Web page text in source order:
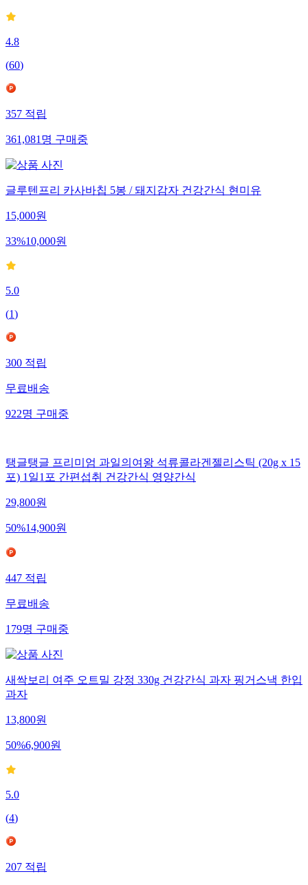
4.8
(60)
357적립
361,081명구매중
글루텐프리 카사바칩 5봉 / 돼지감자 건강간식 현미유
15,000원
33%10,000원
5.0
(1)
300적립
무료배송
922명구매중
탱글탱글 프리미엄 과일의여왕 석류콜라겐젤리스틱 (20g x 15
포) 1일1포 간편섭취 건강간식 영양간식
29,800원
50%14,900원
447적립
무료배송
179명구매중
새싹보리 여주 오트밀 강정 330g 건강간식 과자 핑거스낵 한입
과자
13,800원
50%6,900원
5.0
(4)
207적립